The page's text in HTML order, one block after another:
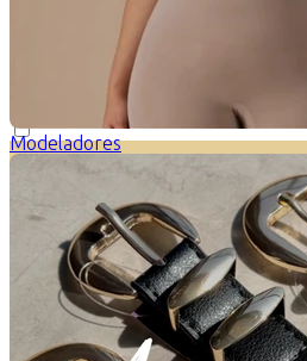
Modeladores